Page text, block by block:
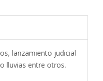
lanzamiento judicial
lluvias entre otros.